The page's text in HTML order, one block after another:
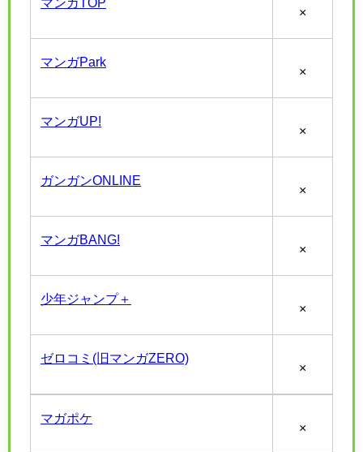
マンガTOP
×
マンガPark
×
マンガUP!
×
ガンガンONLINE
×
マンガBANG!
×
少年ジャンプ＋
×
ゼロコミ(旧マンガZERO)
×
マガポケ
×